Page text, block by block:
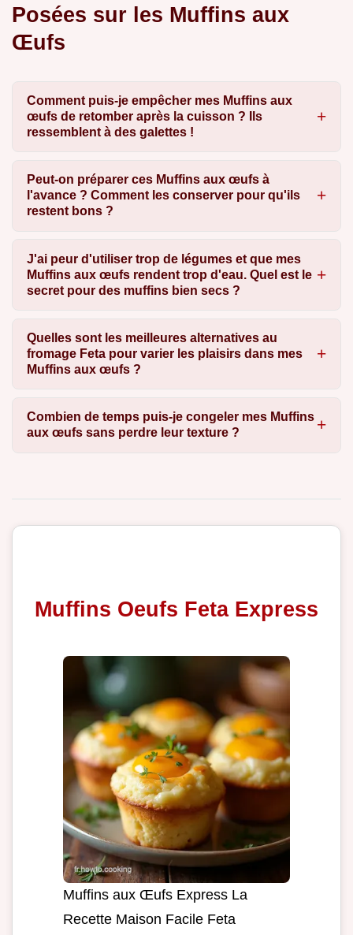
Posées sur les Muffins aux
Œufs
Comment puis-je empêcher mes Muffins aux
œufs de retomber après la cuisson ? Ils
ressemblent à des galettes !
Peut-on préparer ces Muffins aux œufs à
l'avance ? Comment les conserver pour qu'ils
restent bons ?
J'ai peur d'utiliser trop de légumes et que mes
Muffins aux œufs rendent trop d'eau. Quel est le
secret pour des muffins bien secs ?
Quelles sont les meilleures alternatives au
fromage Feta pour varier les plaisirs dans mes
Muffins aux œufs ?
Combien de temps puis-je congeler mes Muffins
aux œufs sans perdre leur texture ?
Muffins Oeufs Feta Express
Muffins aux Œufs Express La
Recette Maison Facile Feta